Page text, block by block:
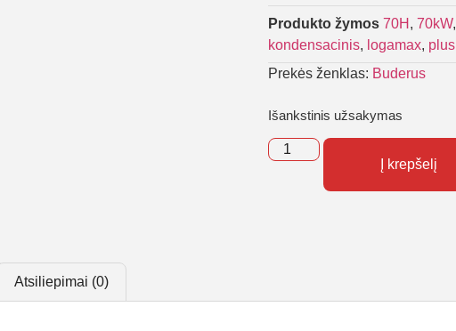
Produkto žymos 70H , 70kW,
kondensacinis, logamax, plus
Prekės ženklas: Buderus
Išankstinis užsakymas
Į krepšelį
Atsiliepimai (0)